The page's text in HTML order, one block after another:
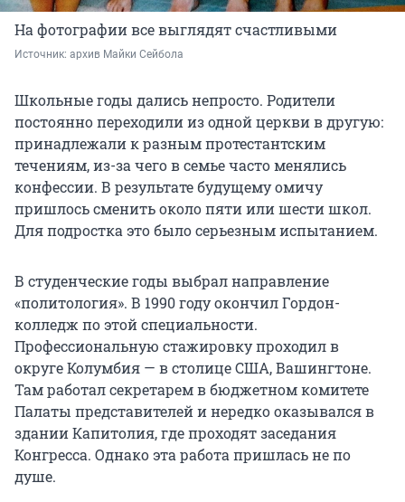
На фотографии все выглядят счастливыми
Источник: архив Майки Сейбола
Школьные годы дались непросто. Родители
постоянно переходили из одной церкви в другую:
принадлежали к разным протестантским
течениям, из-за чего в семье часто менялись
конфессии. В результате будущему омичу
пришлось сменить около пяти или шести школ.
Для подростка это было серьезным испытанием.
В студенческие годы выбрал направление
«политология». В 1990 году окончил Гордон-
колледж по этой специальности.
Профессиональную стажировку проходил в
округе Колумбия — в столице США, Вашингтоне.
Там работал секретарем в бюджетном комитете
Палаты представителей и нередко оказывался в
здании Капитолия, где проходят заседания
Конгресса. Однако эта работа пришлась не по
душе.